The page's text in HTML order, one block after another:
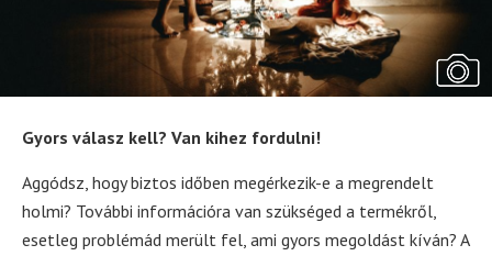
Gyors válasz kell? Van kihez fordulni!
Aggódsz, hogy biztos időben megérkezik-e a megrendelt
holmi? További információra van szükséged a termékről,
esetleg problémád merült fel, ami gyors megoldást kíván? A